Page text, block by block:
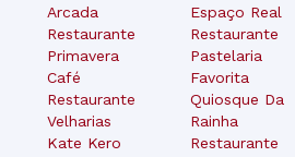
Arcada
Restaurante
Primavera
Café
Restaurante
Velharias
Kate Kero
Espaço Real
Restaurante
Pastelaria
Favorita
Quiosque Da
Rainha
Restaurante